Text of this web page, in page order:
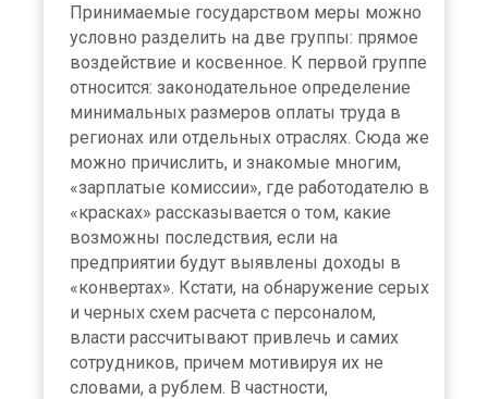
Принимаемые государством меры можно
условно разделить на две группы: прямое
воздействие и косвенное. К первой группе
относится: законодательное определение
минимальных размеров оплаты труда в
регионах или отдельных отраслях. Сюда же
можно причислить, и знакомые многим,
«зарплатые комиссии», где работодателю в
«красках» рассказывается о том, какие
возможны последствия, если на
предприятии будут выявлены доходы в
«конвертах». Кстати, на обнаружение серых
и черных схем расчета с персоналом,
власти рассчитывают привлечь и самих
сотрудников, причем мотивируя их не
словами, а рублем. В частности,